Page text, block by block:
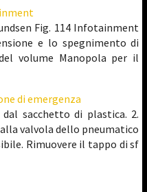
Fig. 114 Infotainment
e lo spegnimento di
volume Manopola per il
di emergenza
sacchetto di plastica. 2.
valvola dello pneumatico
Rimuovere il tappo di sf